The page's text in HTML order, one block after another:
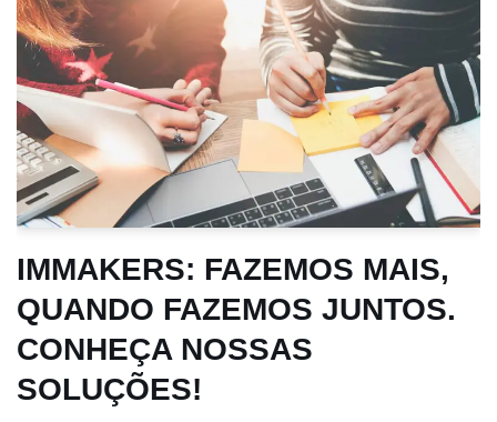
IMMAKERS: FAZEMOS MAIS,
QUANDO FAZEMOS JUNTOS.
CONHEÇA NOSSAS
SOLUÇÕES!